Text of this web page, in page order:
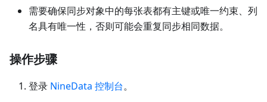
需要确保同步对象中的每张表都有主键或唯一约束、列
名具有唯一性，否则可能会重复同步相同数据。
操作步骤
登录 NineData 控制台。